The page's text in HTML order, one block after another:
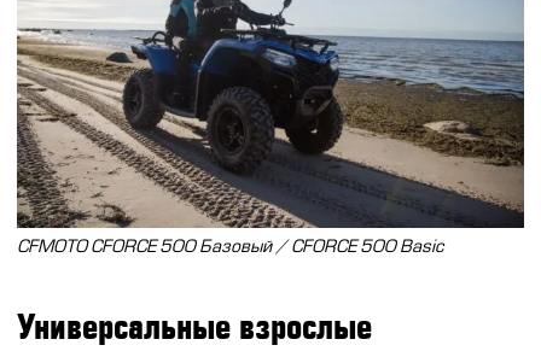
CFMOTO CFORCE 500 Базовый / CFORCE 500 Basic
Универсальные взрослые